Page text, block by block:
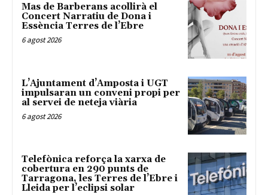
Mas de Barberans acollirà el
Concert Narratiu de Dona i
Essència Terres de l’Ebre
6 agost 2026
L’Ajuntament d’Amposta i UGT
impulsaran un conveni propi per
al servei de neteja viària
6 agost 2026
Telefònica reforça la xarxa de
cobertura en 290 punts de
Tarragona, les Terres de l’Ebre i
Lleida per l’eclipsi solar